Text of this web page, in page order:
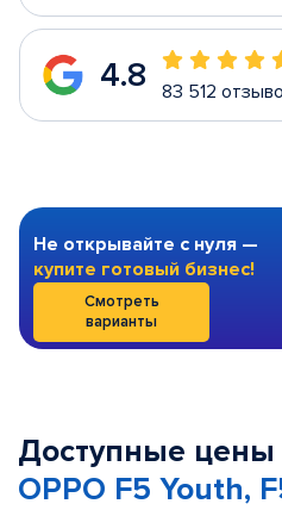
4.8 83 512
Не открывайте с нуля —
купите готовый бизнес!
Смотреть
варианты
Доступные цены
OPPO F5 Youth,